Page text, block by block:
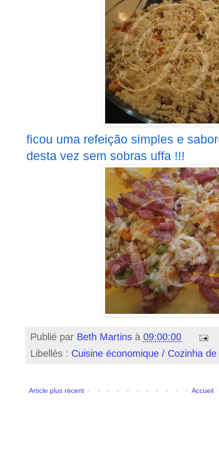
ficou uma refeição simples e
desta vez sem sobras uffa !!!
Publié par Beth Martins à 09:00:00
Libellés : Cuisine économique / Cozinha
Article plus récent Accueil